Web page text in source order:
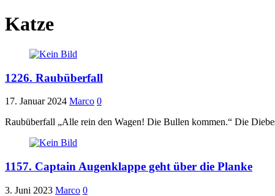
Katze
1226. Raubüberfall
17. Januar 2024 Marco 0
Raubüberfall „Alle rein den Wagen! Die Bullen kommen.“ Die
1157. Captain Augenklappe geht über die Planke
3. Juni 2023 Marco 0